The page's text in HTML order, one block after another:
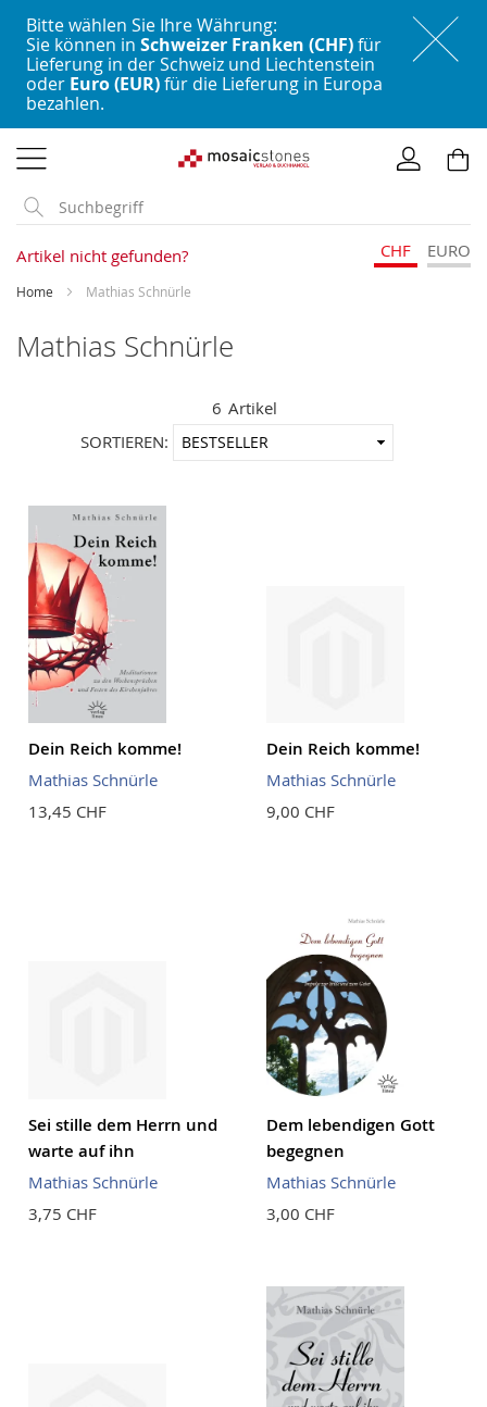
Bitte wählen Sie Ihre Währung:
Sie können in Schweizer Franken (CHF)für
Lieferung in der Schweiz und Liechtenstein
oder Euro (EUR)für die Lieferung in Europa
bezahlen.
zum
Inhalt
Artikel nicht gefunden? CHF EURO
Home Mathias Schnürle
Mathias Schnürle
6 Artikel
SORTIEREN:
Dein Reich komme!
Mathias Schnürle
13,45 CHF
Dein Reich komme!
Mathias Schnürle
9,00 CHF
Sei stille dem Herrn und
warte auf ihn
Mathias Schnürle
3,75 CHF
Dem lebendigen Gott
begegnen
Mathias Schnürle
3,00 CHF